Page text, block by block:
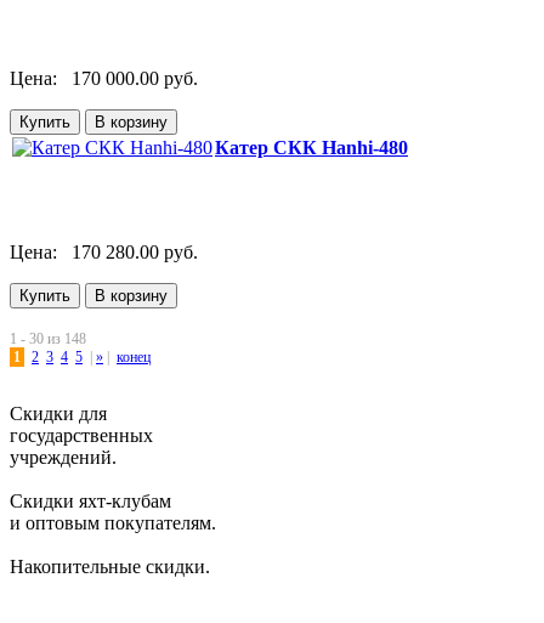
Цена: 170 000.00 руб.
Катер СКК Hanhi-480
Цена: 170 280.00 руб.
1 - 30 из 148
1
2 3 4 5 | » | конец
Скидки для
государственных
учреждений.
Скидки яхт-клубам
и оптовым покупателям.
Накопительные скидки.